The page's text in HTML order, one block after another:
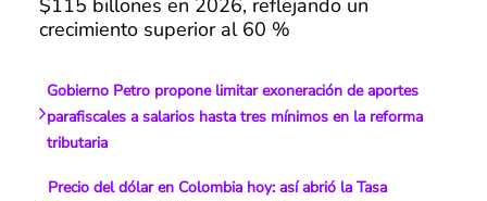
crecimiento superior al 60 %
Gobierno Petro propone limitar exoneración de aportes
parafiscales a salarios hasta tres mínimos en la reforma
tributaria
Precio del dólar en Colombia hoy: así abrió la Tasa